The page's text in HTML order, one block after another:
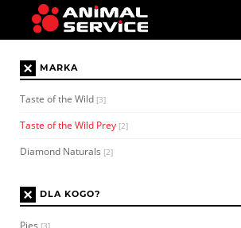
× MARKA
Taste of the Wild [3]
Taste of the Wild Prey [2]
Diamond Naturals [2]
× DLA KOGO?
Pies [3]